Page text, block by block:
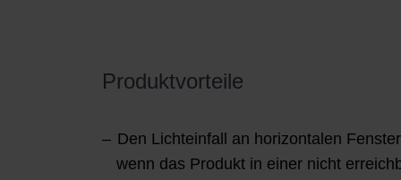
Produktvorteile
Den Lichteinfall an horizontalen
wenn das Produkt in einer nicht